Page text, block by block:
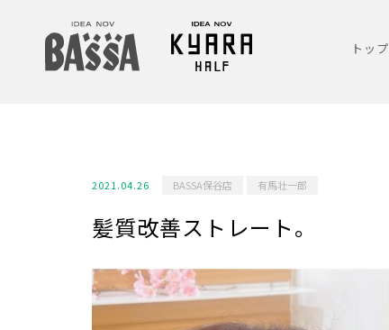
トップ
2021.04.26 BASSA保谷店 有馬壮一郎
髪質改善ストレート。